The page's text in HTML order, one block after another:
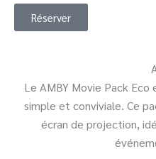
Réserver
Le AMBY Movie Pack
simple et conviviale. Ce
écran de projection,